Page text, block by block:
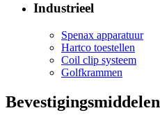
Industrieel
Spenax apparatuur
Hartco toestellen
Coil clip systeem
Golfkrammen
Bevestigingsmiddelen